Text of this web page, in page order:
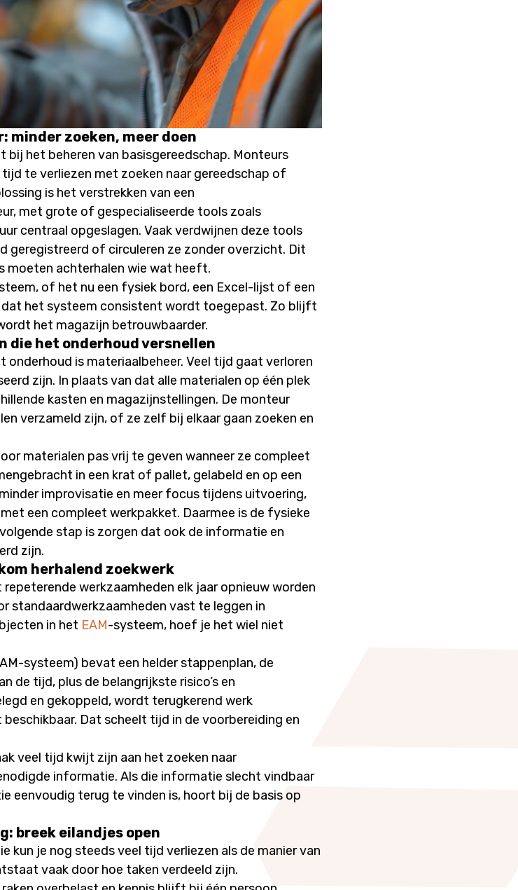
minder zoeken, meer doen
het beheren van basisgereedschap. Monteurs
te verliezen met zoeken naar gereedschap of
is het verstrekken van een
met grote of gespecialiseerde tools zoals
centraal opgeslagen. Vaak verdwijnen deze tools
geregistreerd of circuleren ze zonder overzicht. Dit
moeten achterhalen wie wat heeft.
of het nu een fysiek bord, een Excel-lijst of een
het systeem consistent wordt toegepast. Zo blijft
het magazijn betrouwbaarder.
het onderhoud versnellen
onderhoud is materiaalbeheer. Veel tijd gaat verloren
zijn. In plaats van dat alle materialen op één plek
kasten en magazijnstellingen. De monteur
verzameld zijn, of ze zelf bij elkaar gaan zoeken en
materialen pas vrij te geven wanneer ze compleet
in een krat of pallet, gelabeld en op een
improvisatie en meer focus tijdens uitvoering,
een compleet werkpakket. Daarmee is de fysieke
stap is zorgen dat ook de informatie en
zijn.
herhalend zoekwerk
werkzaamheden elk jaar opnieuw worden
standaardwerkzaamheden vast te leggen in
in het EAM-systeem, hoef je het wiel niet
systeem) bevat een helder stappenplan, de
de tijd, plus de belangrijkste risico’s en
en gekoppeld, wordt terugkerend werk
Dat scheelt tijd in de voorbereiding en
veel tijd kwijt zijn aan het zoeken naar
informatie. Als die informatie slecht vindbaar
eenvoudig terug te vinden is, hoort bij de basis op
breek eilandjes open
je nog steeds veel tijd verliezen als de manier van
vaak door hoe taken verdeeld zijn.